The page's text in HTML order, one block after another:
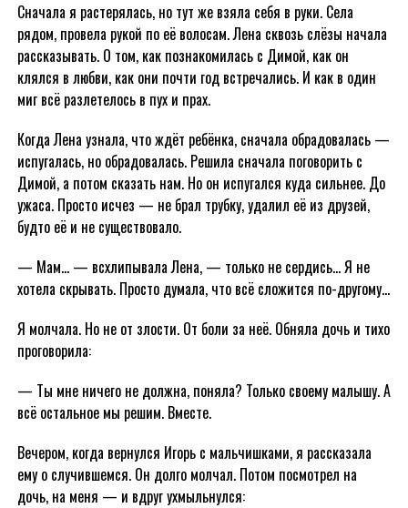
Сначала я растерялась, но тут же взяла себя в руки. Села
рядом, провела рукой по её волосам. Лена сквозь слёзы начала
рассказывать. О том, как познакомилась с Димой, как он
клялся в любви, как они почти год встречались. И как в один
миг всё разлетелось в пух и прах.
Когда Лена узнала, что ждёт ребёнка, сначала обрадовалась —
испугалась, но обрадовалась. Решила сначала поговорить с
Димой, а потом сказать нам. Но он испугался куда сильнее. До
ужаса. Просто исчез — не брал трубку, удалил её из друзей,
будто её и не существовало.
— Мам… — всхлипывала Лена, — только не сердись… Я не
хотела скрывать. Просто думала, что всё сложится по-другому…
Я молчала. Но не от злости. От боли за неё. Обняла дочь и тихо
проговорила:
— Ты мне ничего не должна, поняла? Только своему малышу. А
всё остальное мы решим. Вместе.
Вечером, когда вернулся Игорь с мальчишками, я рассказала
ему о случившемся. Он долго молчал. Потом посмотрел на
дочь, на меня — и вдруг ухмыльнулся: